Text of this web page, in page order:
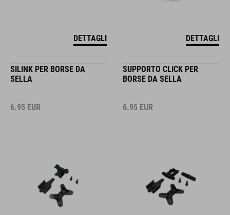
DETTAGLI DETTAGLI
SILINK PER BORSE DA
SELLA
6.95 EUR
SUPPORTO CLICK PER
BORSE DA SELLA
6.95 EUR